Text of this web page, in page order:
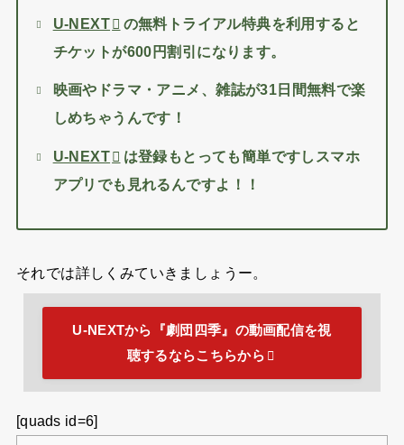
U-NEXT
の無料トライアル特典を利用すると
チケットが600円割引になります。
映画やドラマ・アニメ、雑誌が31日間無料で楽
しめちゃうんです！
U-NEXT
は登録もとっても簡単ですしスマホ
アプリでも見れるんですよ！！
それでは詳しくみていきましょうー。
U-NEXTから『劇団四季』の動画配信を視
聴するならこちらから
[quads id=6]